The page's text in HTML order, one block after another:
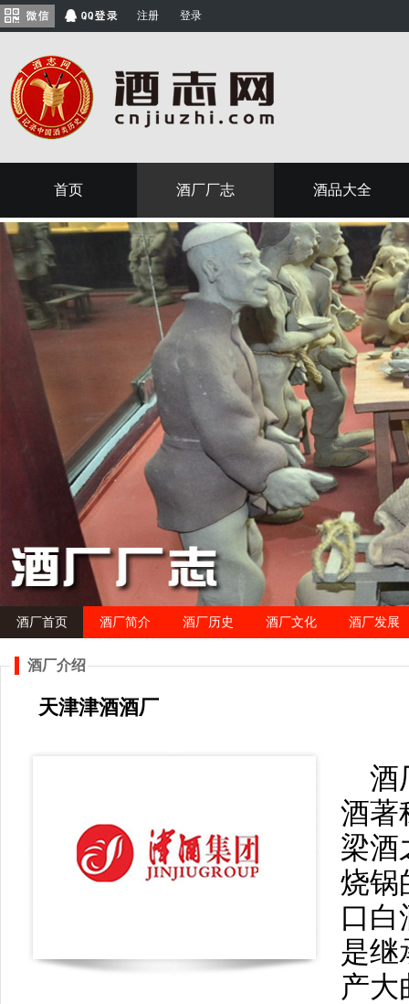
注册 登录
首页 酒厂厂志 酒品大全
酒厂首页 酒厂简介 酒厂历史 酒厂文化 酒厂发展
酒厂介绍
天津津酒酒厂
酒
酒著
梁酒
烧锅
口白
是继
产大